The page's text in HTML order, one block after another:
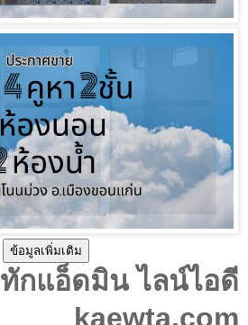
ข้อมูลเพิ่มเติม
กแอ็ดมิน ไลน์ไอดี
kaewta.com